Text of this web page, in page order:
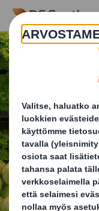
Skip to main content